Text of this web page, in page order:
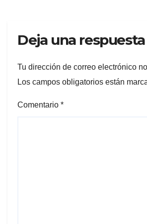
Deja una respuesta
Tu dirección de correo electrónico
Los campos obligatorios están
Comentario *